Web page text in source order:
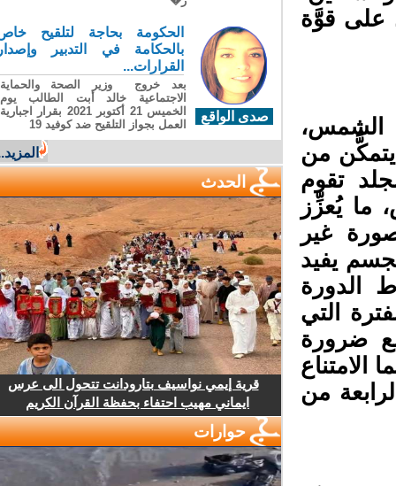
على قوَّة
الشمس،
من
تقوم
ما يُعزِّز
غير
يفيد
الدورة
التي
ضرورة
من
صدى الواقع
الحكومة بحاجة لتلقيح خاص
بالحكامة في التدبير وإصدار
القرارات...
بعد خروج وزير الصحة والحماية
الاجتماعية خالد أبت الطالب يوم
الخميس 21 أكتوبر 2021 بقرار اجبارية
العمل بجواز التلقيح ضد كوفيد 19
المزيد...
الحدث
قرية إيمي نواسيف بتارودانت تتحول الى عرس
ايماني مهيب احتفاء بحفظة القرآن الكريم
حوارات